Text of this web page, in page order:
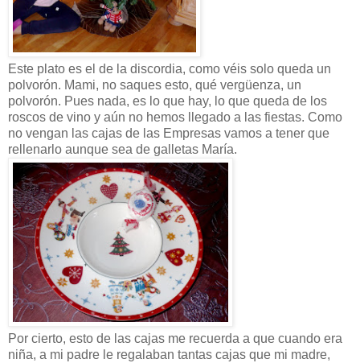
Este plato es el de la discordia, como véis solo queda un
polvorón. Mami, no saques esto, qué vergüenza, un
polvorón. Pues nada, es lo que hay, lo que queda de los
roscos de vino y aún no hemos llegado a las fiestas. Como
no vengan las cajas de las Empresas vamos a tener que
rellenarlo aunque sea de galletas María.
Por cierto, esto de las cajas me recuerda a que cuando era
niña, a mi padre le regalaban tantas cajas que mi madre,